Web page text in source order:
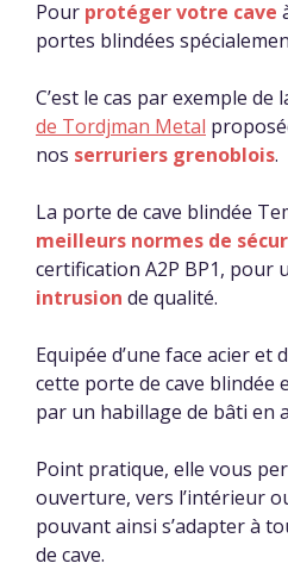
Pour protéger votre cave
portes blindées
C’est le cas par exemple de
de Tordjman Metal
nos serruriers grenoblois.
La porte de cave blindée
meilleurs normes de
certification A2P BP1, pour
intrusion de qualité.
Equipée d’une face acier
cette porte de cave blindée
par un habillage de bâti en
Point pratique, elle vous
ouverture, vers l’intérieur
pouvant ainsi s’adapter à
de cave.